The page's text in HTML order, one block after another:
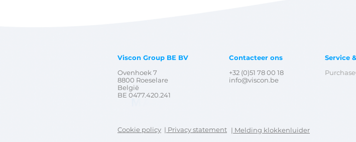
Viscon Group BE BV
Ovenhoek 7
8800 Roeselare
België
BE 0477.420.241
Contacteer ons
+32 (0)51 78 00 18
info@viscon.be
Service
Cookie policy | Privacy statement | Melding klokkenluider